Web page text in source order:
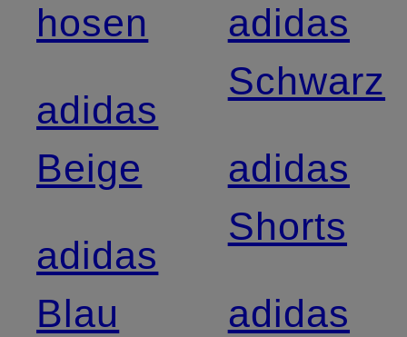
hosen
adidas
Beige
adidas
Blau
adidas
Schwarz
adidas
Shorts
adidas